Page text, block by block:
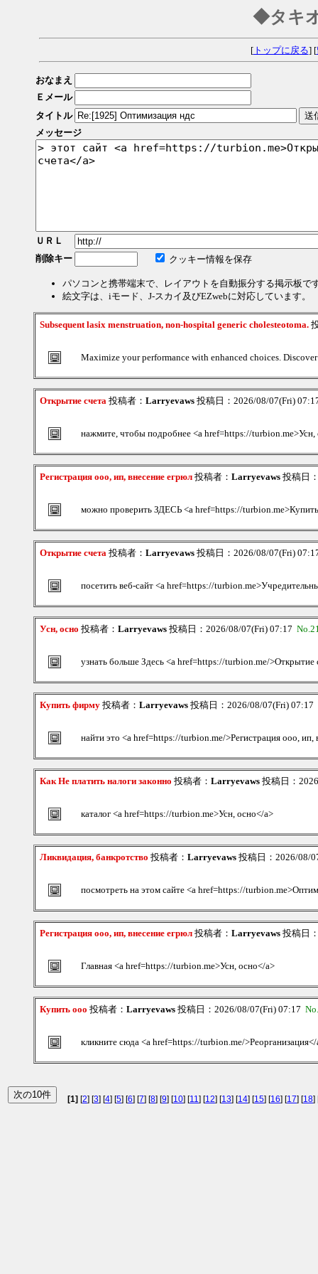
◆タキ
[トップに戻る] [
おなまえ
Ｅメール
タイトル
メッセージ
ＵＲＬ
削除キー
クッキー情報を保存
パソコンと携帯端末で、レイアウトを自動振分する掲示板で
絵文字は、iモード、J-スカイ及びEZwebに対応しています。
Subsequent lasix menstruation, non-hospital generic cholesteotoma.
Maximize your performance with enhanced choices.
Открытие счета 投稿者： Larryevaws 投稿日：2026/08/07(Fri)
нажмите, чтобы подробнее <a href=https://turbion.me>Усн,
Регистрация ооо, ип, внесение егрюл 投稿者： Larryevaws 投稿日
можно проверить ЗДЕСЬ <a href=https://
Открытие счета 投稿者： Larryevaws 投稿日：2026/08/07(Fri)
посетить веб-сайт <a href=https://
Усн, осно 投稿者： Larryevaws 投稿日：2026/08/07(Fri) 07:17
узнать больше Здесь <a href=https://turbion.me/>Открытие
Купить фирму 投稿者： Larryevaws 投稿日：2026/08/07(Fri) 07:17
найти это <a href=https://turbion.me/>Регистрация ооо, ип,
Как Не платить налоги законно 投稿者： Larryevaws 投稿日：
каталог <a href=https://turbion.me>Усн, осно</a>
Ликвидация, банкротство 投稿者： Larryevaws 投稿日：2026/08/
посмотреть на этом сайте <a href=https://
Регистрация ооо, ип, внесение егрюл 投稿者： Larryevaws 投稿日
Главная <a href=https://turbion.me>Усн, осно</a>
Купить ооо 投稿者： Larryevaws 投稿日：2026/08/07(Fri) 07:17
кликните сюда <a href=https://turbion.me/>Реорганизация</
[1] [2] [3] [4] [5] [6] [7] [8] [9] [10] [11] [12] [13] [14] [15] [16] [17] [18]